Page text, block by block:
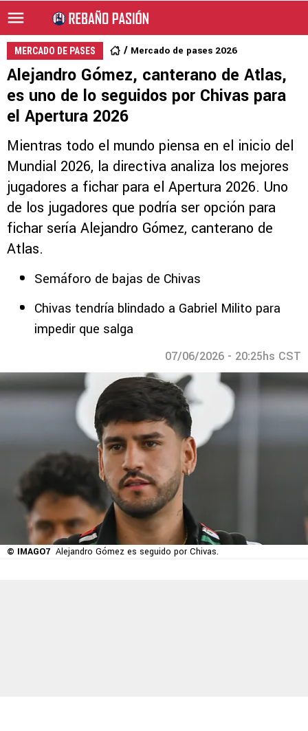
MERCADO DE PASES Mercado de pases 2026
Alejandro Gómez, canterano de Atlas,
es uno de lo seguidos por Chivas para
el Apertura 2026
Mientras todo el mundo piensa en el inicio del
Mundial 2026, la directiva analiza los mejores
jugadores a fichar para el Apertura 2026. Uno
de los jugadores que podría ser opción para
fichar sería Alejandro Gómez, canterano de
Atlas.
Semáforo de bajas de Chivas
Chivas tendría blindado a Gabriel Milito para
impedir que salga
07/06/2026 - 20:25hs CST
© IMAGO7 Alejandro Gómez es seguido por Chivas.